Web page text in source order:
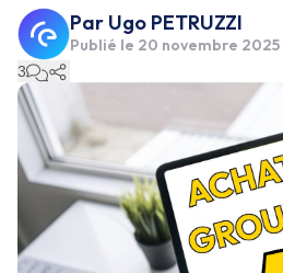
Par Ugo PETRUZZI
Publié le 20 novembre 2025
3